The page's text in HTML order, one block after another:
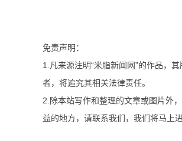
免责声明：
1.凡来源注明“米脂新闻网”的作品，
者，将追究其相关法律责任。
2.除本站写作和整理的文章或图片外
益的地方，请联系我们，我们将马上